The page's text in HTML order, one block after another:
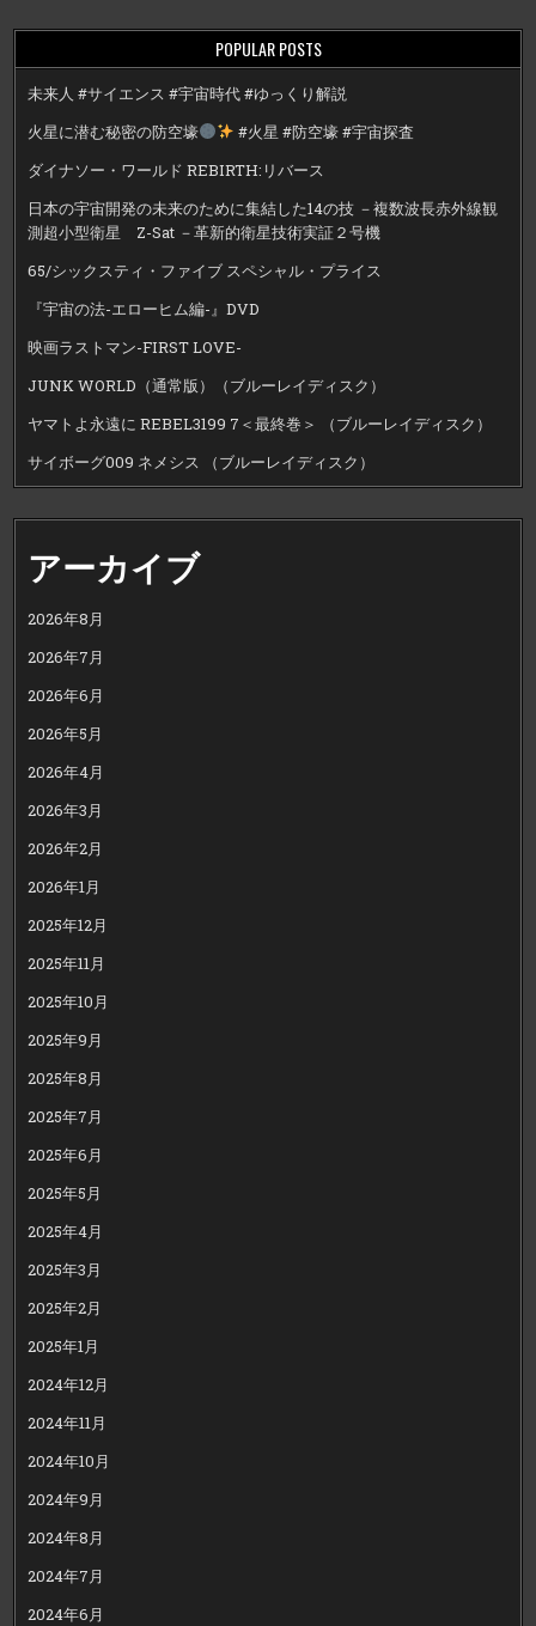
POPULAR POSTS
未来人 #サイエンス #宇宙時代 #ゆっくり解説
火星に潜む秘密の防空壕
#火星 #防空壕 #宇宙探査
ダイナソー・ワールド REBIRTH:リバース
日本の宇宙開発の未来のために集結した14の技 －複数波長赤外線観
測超小型衛星 Z-Sat －革新的衛星技術実証２号機
65/シックスティ・ファイブ スペシャル・プライス
『宇宙の法-エローヒム編-』DVD
映画ラストマン-FIRST LOVE-
JUNK WORLD（通常版）（ブルーレイディスク）
ヤマトよ永遠に REBEL3199 7＜最終巻＞ （ブルーレイディスク）
サイボーグ009 ネメシス （ブルーレイディスク）
アーカイブ
2026年8月
2026年7月
2026年6月
2026年5月
2026年4月
2026年3月
2026年2月
2026年1月
2025年12月
2025年11月
2025年10月
2025年9月
2025年8月
2025年7月
2025年6月
2025年5月
2025年4月
2025年3月
2025年2月
2025年1月
2024年12月
2024年11月
2024年10月
2024年9月
2024年8月
2024年7月
2024年6月